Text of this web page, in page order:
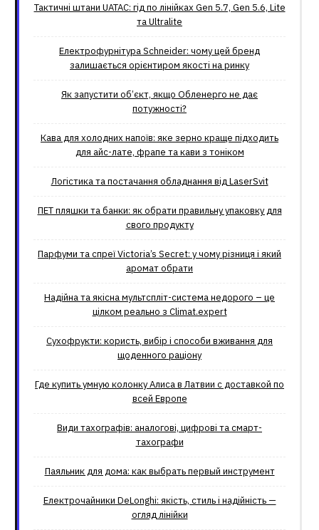
Тактичні штани UATAC: гід по лінійках Gen 5.7, Gen 5.6, Lite
та Ultralite
Електрофурнітура Schneider: чому цей бренд
залишається орієнтиром якості на ринку
Як запустити об’єкт, якщо Обленерго не дає
потужності?
Кава для холодних напоїв: яке зерно краще підходить
для айс-лате, фрапе та кави з тоніком
Логістика та постачання обладнання від LaserSvit
ПЕТ пляшки та банки: як обрати правильну упаковку для
свого продукту
Парфуми та спреї Victoria’s Secret: у чому різниця і який
аромат обрати
Надійна та якісна мультспліт-система недорого – це
цілком реально з Climat.еxpert
Сухофрукти: користь, вибір і способи вживання для
щоденного раціону
Где купить умную колонку Алиса в Латвии с доставкой по
всей Европе
Види тахографів: аналогові, цифрові та смарт-
тахографи
Паяльник для дома: как выбрать первый инструмент
Електрочайники DeLonghi: якість, стиль і надійність —
огляд лінійки